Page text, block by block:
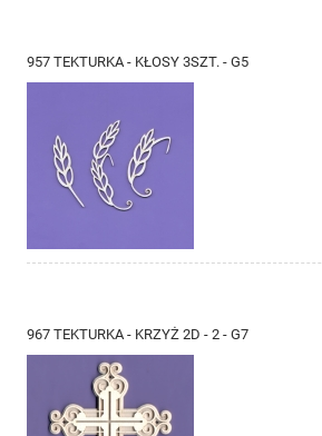
957 TEKTURKA - KŁOSY 3SZT. - G5
967 TEKTURKA - KRZYŻ 2D - 2 - G7